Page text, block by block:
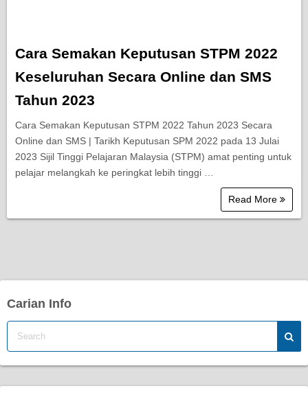
Cara Semakan Keputusan STPM 2022
Keseluruhan Secara Online dan SMS
Tahun 2023
Cara Semakan Keputusan STPM 2022 Tahun 2023 Secara
Online dan SMS | Tarikh Keputusan SPM 2022 pada 13 Julai
2023 Sijil Tinggi Pelajaran Malaysia (STPM) amat penting untuk
pelajar melangkah ke peringkat lebih tinggi …
Read More
Carian Info